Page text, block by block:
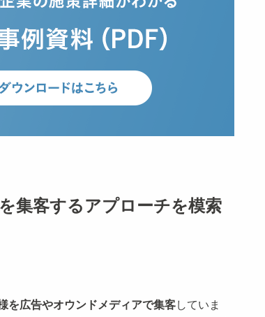
集客するアプローチを模索
を広告やオウンドメディアで集客していま